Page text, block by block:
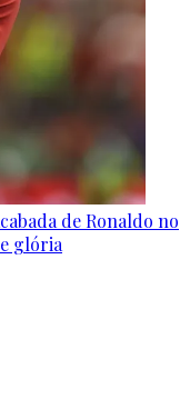
de Ronaldo no
glória